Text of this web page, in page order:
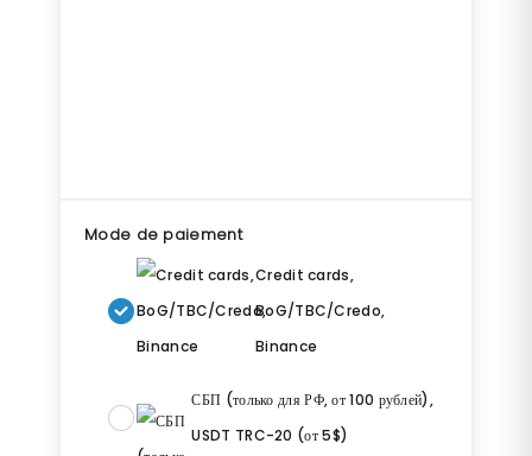
Mode de paiement
Credit cards,
BoG/TBC/Credo,
Binance
СБП (только для РФ, от 100 рублей),
USDT TRC-20 (от 5$)